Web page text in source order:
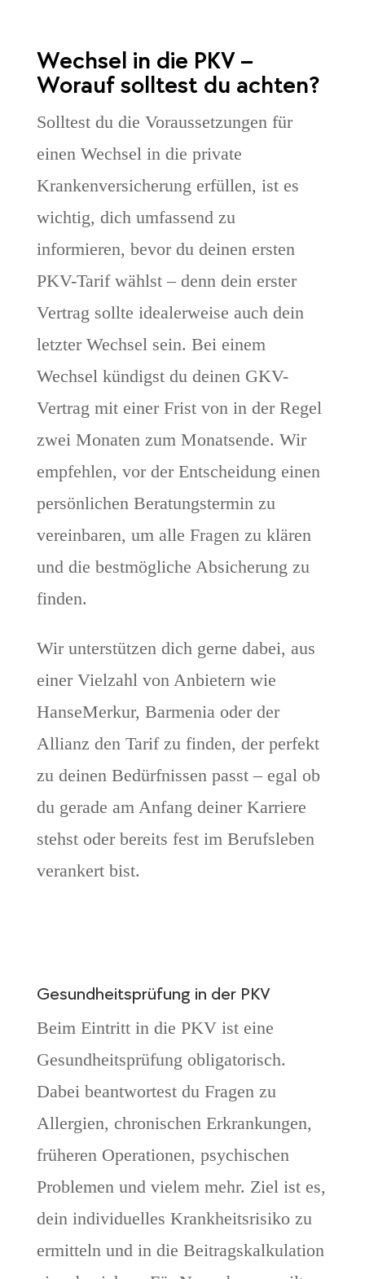
Wechsel in die PKV –
Worauf solltest du achten?
Solltest du die Voraussetzungen für
einen Wechsel in die private
Krankenversicherung erfüllen, ist es
wichtig, dich umfassend zu
informieren, bevor du deinen ersten
PKV-Tarif wählst – denn dein erster
Vertrag sollte idealerweise auch dein
letzter Wechsel sein. Bei einem
Wechsel kündigst du deinen GKV-
Vertrag mit einer Frist von in der Regel
zwei Monaten zum Monatsende. Wir
empfehlen, vor der Entscheidung einen
persönlichen Beratungstermin zu
vereinbaren, um alle Fragen zu klären
und die bestmögliche Absicherung zu
finden.
Wir unterstützen dich gerne dabei, aus
einer Vielzahl von Anbietern wie
HanseMerkur, Barmenia oder der
Allianz den Tarif zu finden, der perfekt
zu deinen Bedürfnissen passt – egal ob
du gerade am Anfang deiner Karriere
stehst oder bereits fest im Berufsleben
verankert bist.
Gesundheitsprüfung in der PKV
Beim Eintritt in die PKV ist eine
Gesundheitsprüfung obligatorisch.
Dabei beantwortest du Fragen zu
Allergien, chronischen Erkrankungen,
früheren Operationen, psychischen
Problemen und vielem mehr. Ziel ist es,
dein individuelles Krankheitsrisiko zu
ermitteln und in die Beitragskalkulation